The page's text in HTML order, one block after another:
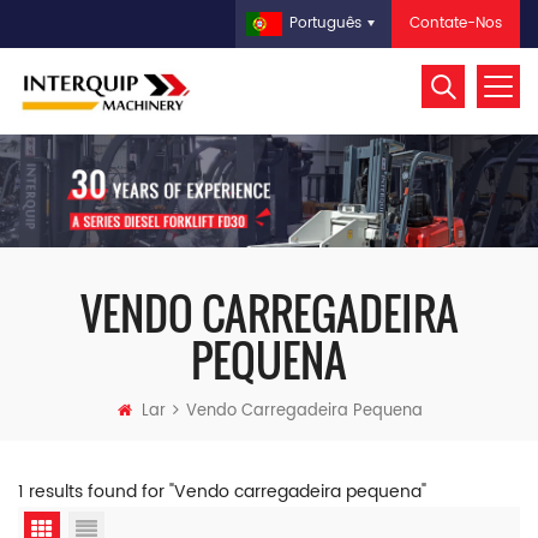
Contate-Nos
Português
VENDO CARREGADEIRA
PEQUENA
Lar Vendo Carregadeira Pequena
1 results found for "Vendo carregadeira pequena"